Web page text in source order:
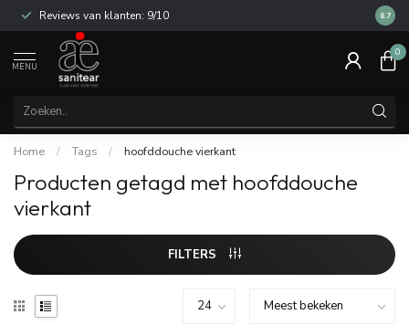
Reviews van klanten: 9/10 14
8.7
MENU
0
Home / Tags / hoofddouche vierkant
Producten getagd met hoofddouche
vierkant
FILTERS